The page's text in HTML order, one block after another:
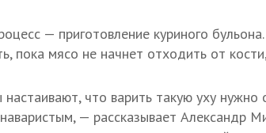
— приготовление куриного
пока мясо не начнет отходить от
что варить такую уху нужно
— рассказывает Александр